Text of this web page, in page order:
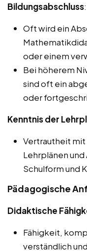
Bildungsabschluss:
Oft wird ein
oder einem
Bei höherem
sind oft ein
oder
Kenntnis der
Vertrautheit mit
Lehrplänen
Schulform und
Pädagogische
Didaktische
Fähigkeit,
verständlich